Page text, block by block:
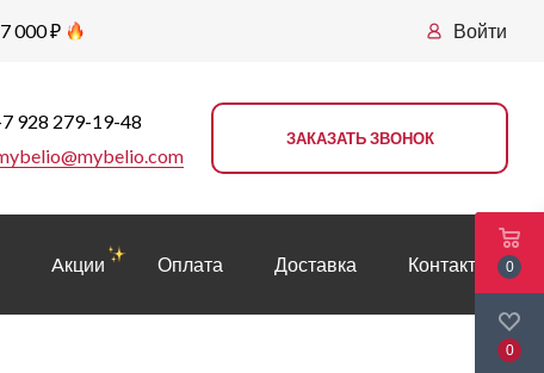
000 ₽ Войти
928 279-19-48
ЗАКАЗАТЬ ЗВОНОК
Aкции Оплата Доставка Контакты 0
0